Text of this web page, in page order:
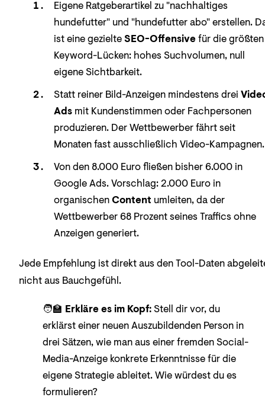
Eigene Ratgeberartikel zu "nachhaltiges
hundefutter" und "hundefutter abo" erstellen.
ist eine gezielteSEO-Offensivefür die größten
Keyword-Lücken: hohes Suchvolumen, null
eigene Sichtbarkeit.
Statt reiner Bild-Anzeigen mindestens drei
Adsmit Kundenstimmen oder Fachpersonen
produzieren. Der Wettbewerber fährt seit
Monaten fast ausschließlich Video-Kampagnen.
Von den 8.000 Euro fließen bisher 6.000 in
Google Ads. Vorschlag: 2.000 Euro in
organischenContent umleiten, da der
Wettbewerber 68 Prozent seines Traffics ohne
Anzeigen generiert.
Jede Empfehlung ist direkt aus den Tool-Daten
nicht aus Bauchgefühl.
🧑‍🏫 Erkläre es im Kopf:Stell dir vor, du
erklärst einer neuen Auszubildenden Person in
drei Sätzen, wie man aus einer fremden Social-
Media-Anzeige konkrete Erkenntnisse für die
eigene Strategie ableitet. Wie würdest du es
formulieren?